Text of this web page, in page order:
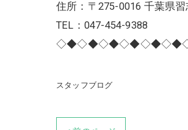
住所：〒275-0016 千葉県
TEL：047-454-9388
スタッフブログ